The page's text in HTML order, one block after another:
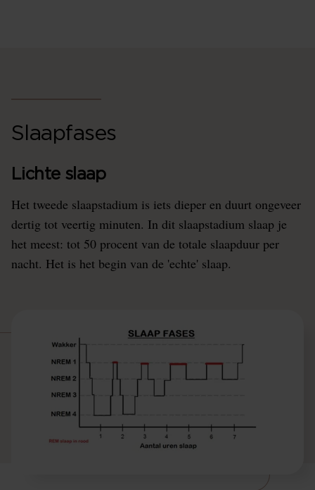
Slaapfases
Lichte slaap
Het tweede slaapstadium is iets dieper en duurt ongeveer
dertig tot veertig minuten. In dit slaapstadium slaap je
het meest: tot 50 procent van de totale slaapduur per
nacht. Het is het begin van de 'echte' slaap.